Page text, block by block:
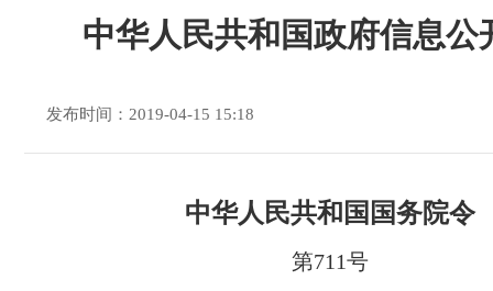
中华人民共和国政府信息公
发布时间：2019-04-15 15:18
中华人民共和国国务院令
第711号